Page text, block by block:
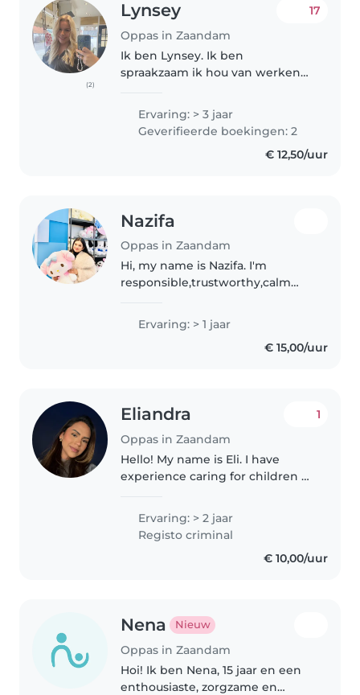
(2)
Lynsey
Oppas in Zaandam
17
Ik ben Lynsey. Ik ben
spraakzaam ik hou van werken
mijn EHBO diploma, en ik heb
mijn zorg en welzijn diploma. Ik
Ervaring: > 3 jaar
Geverifieerde boekingen: 2
€ 12,50/uur
Nazifa
Oppas in Zaandam
Hi, my name is Nazifa. I'm
responsible,trustworthy,calm
caring for babies and toddlers.
Parents can rely on me to be
dependable, attentive, and
Ervaring: > 1 jaar
€ 15,00/uur
Eliandra
Oppas in Zaandam
1
Hello! My name is Eli. I have
experience caring for children as
working as an au pair.
Throughout my childcare
experience, I have cared for six
Ervaring: > 2 jaar
Registo criminal
€ 10,00/uur
Nena Nieuw
Oppas in Zaandam
Hoi! Ik ben Nena, 15 jaar en een
enthousiaste, zorgzame en